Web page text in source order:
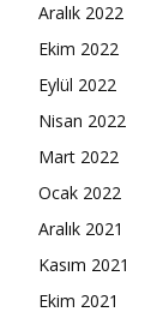
Aralık 2022
Ekim 2022
Eylül 2022
Nisan 2022
Mart 2022
Ocak 2022
Aralık 2021
Kasım 2021
Ekim 2021